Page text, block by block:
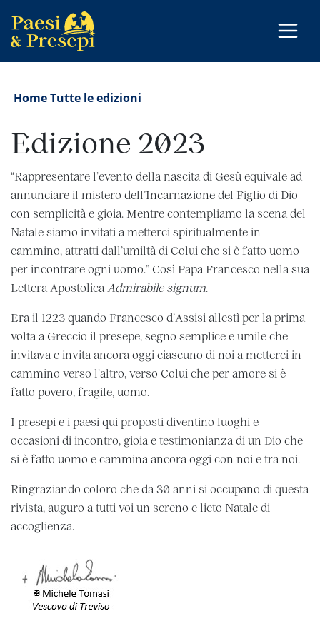
HomeTutte le edizioni
Edizione 2023
“Rappresentare l’evento della nascita di Gesù equivale ad
annunciare il mistero dell’Incarnazione del Figlio di Dio
con semplicità e gioia. Mentre contempliamo la scena del
Natale siamo invitati a metterci spiritualmente in
cammino, attratti dall’umiltà di Colui che si è fatto uomo
per incontrare ogni uomo.” Così Papa Francesco nella sua
Lettera Apostolica Admirabile signum.
Era il 1223 quando Francesco d’Assisi allestì per la prima
volta a Greccio il presepe, segno semplice e umile che
invitava e invita ancora oggi ciascuno di noi a metterci in
cammino verso l’altro, verso Colui che per amore si è
fatto povero, fragile, uomo.
I presepi e i paesi qui proposti diventino luoghi e
occasioni di incontro, gioia e testimonianza di un Dio che
si è fatto uomo e cammina ancora oggi con noi e tra noi.
Ringraziando coloro che da 30 anni si occupano di questa
rivista, auguro a tutti voi un sereno e lieto Natale di
accoglienza.